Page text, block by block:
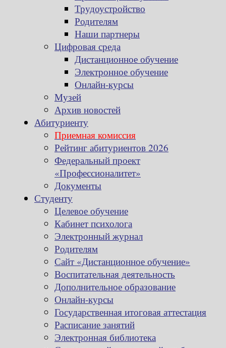
Трудоустройство
Родителям
Наши партнеры
Цифровая среда
Дистанционное обучение
Электронное обучение
Онлайн-курсы
Музей
Архив новостей
Абитуриенту
Приемная комиссия
Рейтинг абитуриентов 2026
Федеральный проект
«Профессионалитет»
Документы
Студенту
Целевое обучение
Кабинет психолога
Электронный журнал
Родителям
Сайт «Дистанционное обучение»
Воспитательная деятельность
Дополнительное образование
Онлайн-курсы
Государственная итоговая аттестация
Расписание занятий
Электронная библиотека